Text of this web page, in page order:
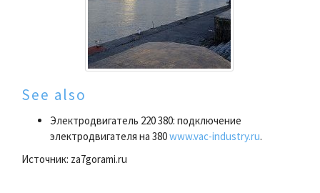
See also
Электродвигатель 220 380: подключение
электродвигателя на 380www.vac-industry.ru.
Источник: za7gorami.ru